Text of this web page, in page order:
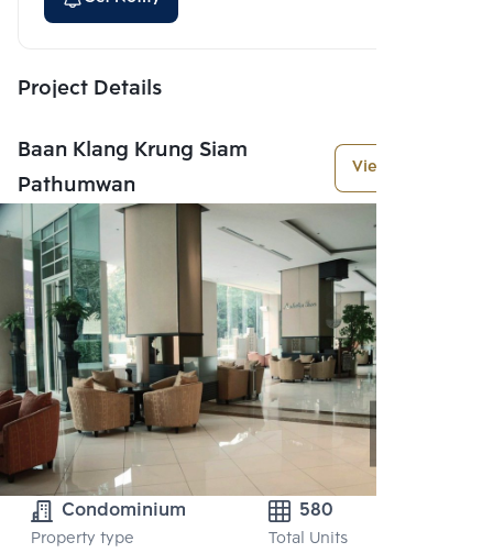
Project Details
Baan Klang Krung Siam
Pathumwan
View More
Condominium
Property type
580
Total Units